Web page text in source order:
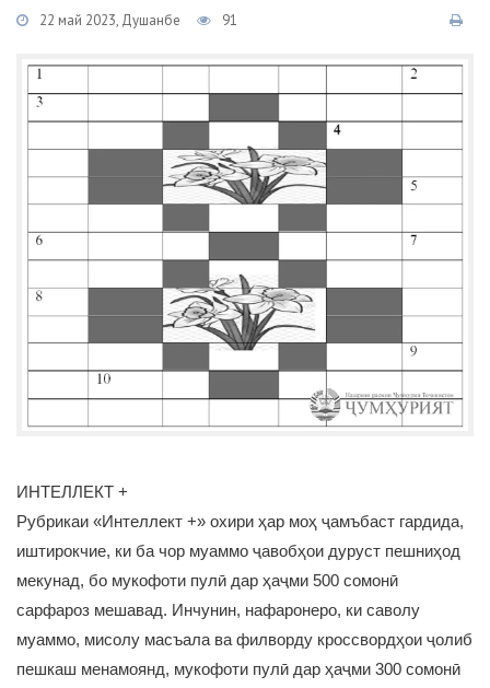
22 май 2023, Душанбе 91
ИНТЕЛЛЕКТ +
Рубрикаи «Интеллект +» охири ҳар моҳ ҷамъбаст гардида,
иштирокчие, ки ба чор муаммо ҷавобҳои дуруст пешниҳод
мекунад, бо мукофоти пулӣ дар ҳаҷми 500 сомонӣ
сарфароз мешавад. Инчунин, нафаронеро, ки саволу
муаммо, мисолу масъала ва филворду кроссвордҳои ҷолиб
пешкаш менамоянд, мукофоти пулӣ дар ҳаҷми 300 сомонӣ